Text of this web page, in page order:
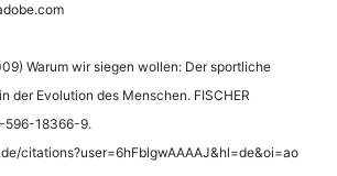
Warum wir siegen wollen: Der sportliche
der Evolution des Menschen. FISCHER
596-18366-9.
citations?user=6hFblgwAAAAJ&hl=de&oi=ao